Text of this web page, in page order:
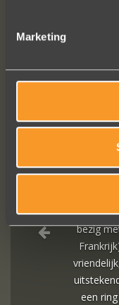
Marketing
In de
bezig
een